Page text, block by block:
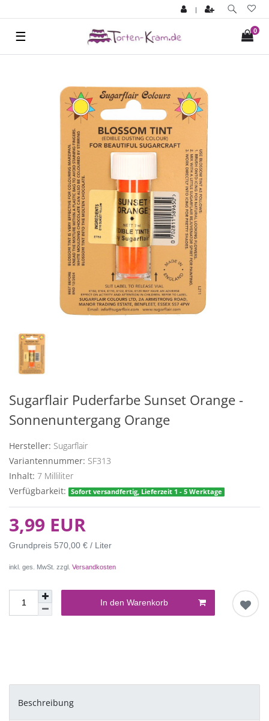
|
0
☰
Sugarflair Puderfarbe Sunset Orange -
Sonnenuntergang Orange
Hersteller: Sugarflair
Variantennummer: SF313
Inhalt: 7 Milliliter
Verfügbarkeit:
Sofort versandfertig, Lieferzeit 1 - 5 Werktage
3,99 EUR
Grundpreis 570,00 € / Liter
inkl. ges. MwSt. zzgl. Versandkosten
In den Warenkorb
Beschreibung